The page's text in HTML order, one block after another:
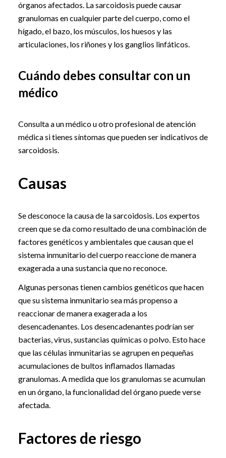
órganos afectados. La sarcoidosis puede causar
granulomas en cualquier parte del cuerpo, como el
hígado, el bazo, los músculos, los huesos y las
articulaciones, los riñones y los ganglios linfáticos.
Cuándo debes consultar con un
médico
Consulta a un médico u otro profesional de atención
médica si tienes síntomas que pueden ser indicativos de
sarcoidosis.
Causas
Se desconoce la causa de la sarcoidosis. Los expertos
creen que se da como resultado de una combinación de
factores genéticos y ambientales que causan que el
sistema inmunitario del cuerpo reaccione de manera
exagerada a una sustancia que no reconoce.
Algunas personas tienen cambios genéticos que hacen
que su sistema inmunitario sea más propenso a
reaccionar de manera exagerada a los
desencadenantes. Los desencadenantes podrían ser
bacterias, virus, sustancias químicas o polvo. Esto hace
que las células inmunitarias se agrupen en pequeñas
acumulaciones de bultos inflamados llamadas
granulomas. A medida que los granulomas se acumulan
en un órgano, la funcionalidad del órgano puede verse
afectada.
Factores de riesgo